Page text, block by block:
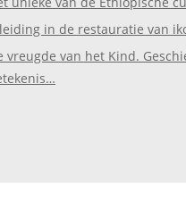
in de restauratie van
vreugde van het Kind.